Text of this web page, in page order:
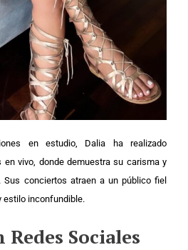
en estudio, Dalia ha realizado
en vivo, donde demuestra su carisma y
conciertos atraen a un público fiel
estilo inconfundible.
Redes Sociales